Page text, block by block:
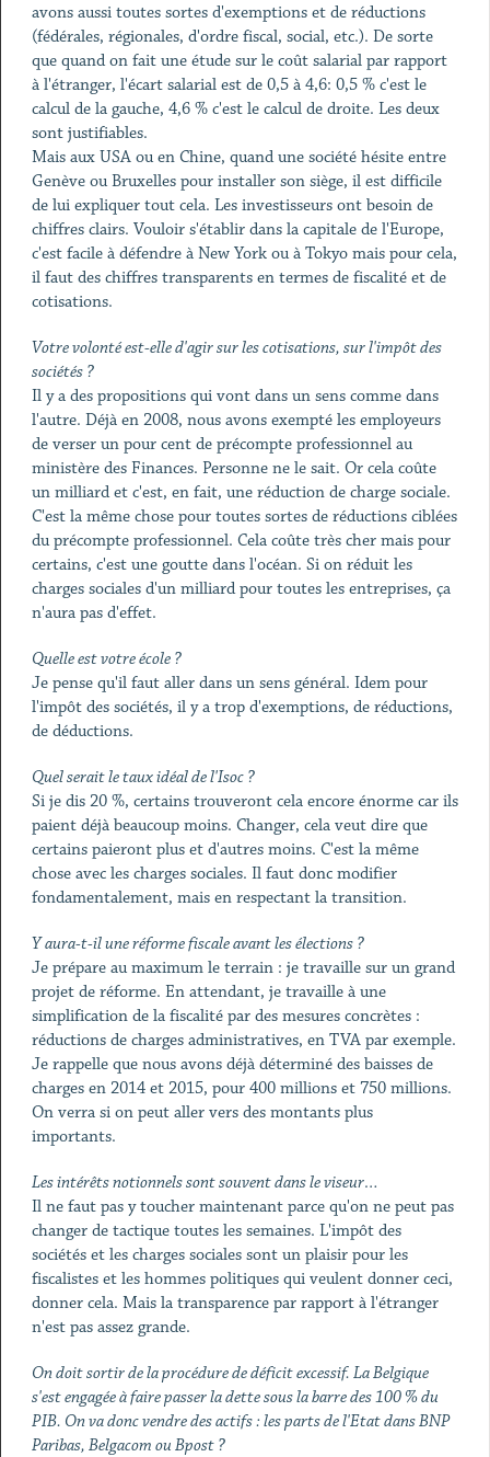
avons aussi toutes sortes d'exemptions et de réductions
(fédérales, régionales, d'ordre fiscal, social, etc.). De sorte
que quand on fait une étude sur le coût salarial par rapport
à l'étranger, l'écart salarial est de 0,5 à 4,6: 0,5 % c'est le
calcul de la gauche, 4,6 % c'est le calcul de droite. Les deux
sont justifiables.
Mais aux USA ou en Chine, quand une société hésite entre
Genève ou Bruxelles pour installer son siège, il est difficile
de lui expliquer tout cela. Les investisseurs ont besoin de
chiffres clairs. Vouloir s'établir dans la capitale de l'Europe,
c'est facile à défendre à New York ou à Tokyo mais pour cela,
il faut des chiffres transparents en termes de fiscalité et de
cotisations.
Votre volonté est-elle d'agir sur les cotisations, sur l'impôt des
sociétés ?
Il y a des propositions qui vont dans un sens comme dans
l'autre. Déjà en 2008, nous avons exempté les employeurs
de verser un pour cent de précompte professionnel au
ministère des Finances. Personne ne le sait. Or cela coûte
un milliard et c'est, en fait, une réduction de charge sociale.
C'est la même chose pour toutes sortes de réductions ciblées
du précompte professionnel. Cela coûte très cher mais pour
certains, c'est une goutte dans l'océan. Si on réduit les
charges sociales d'un milliard pour toutes les entreprises, ça
n'aura pas d'effet.
Quelle est votre école ?
Je pense qu'il faut aller dans un sens général. Idem pour
l'impôt des sociétés, il y a trop d'exemptions, de réductions,
de déductions.
Quel serait le taux idéal de l'Isoc ?
Si je dis 20 %, certains trouveront cela encore énorme car ils
paient déjà beaucoup moins. Changer, cela veut dire que
certains paieront plus et d'autres moins. C'est la même
chose avec les charges sociales. Il faut donc modifier
fondamentalement, mais en respectant la transition.
Y aura-t-il une réforme fiscale avant les élections ?
Je prépare au maximum le terrain : je travaille sur un grand
projet de réforme. En attendant, je travaille à une
simplification de la fiscalité par des mesures concrètes :
réductions de charges administratives, en TVA par exemple.
Je rappelle que nous avons déjà déterminé des baisses de
charges en 2014 et 2015, pour 400 millions et 750 millions.
On verra si on peut aller vers des montants plus
importants.
Les intérêts notionnels sont souvent dans le viseur…
Il ne faut pas y toucher maintenant parce qu'on ne peut pas
changer de tactique toutes les semaines. L'impôt des
sociétés et les charges sociales sont un plaisir pour les
fiscalistes et les hommes politiques qui veulent donner ceci,
donner cela. Mais la transparence par rapport à l'étranger
n'est pas assez grande.
On doit sortir de la procédure de déficit excessif. La Belgique
s'est engagée à faire passer la dette sous la barre des 100 % du
PIB. On va donc vendre des actifs : les parts de l'Etat dans BNP
Paribas, Belgacom ou Bpost ?